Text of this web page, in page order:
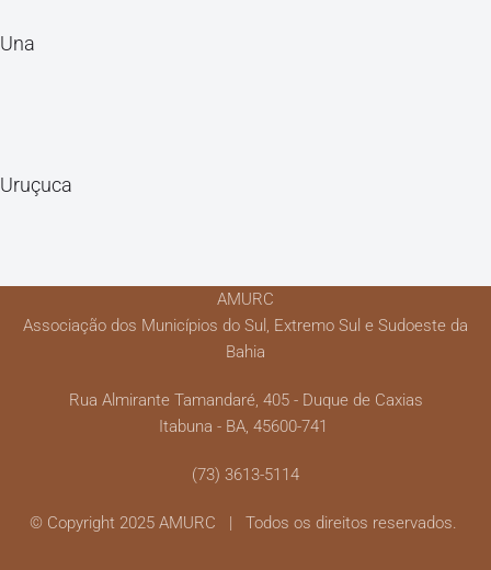
Una
Uruçuca
AMURC
Associação dos Municípios do Sul, Extremo Sul e Sudoeste da
Bahia
Rua Almirante Tamandaré, 405 - Duque de Caxias
Itabuna - BA, 45600-741
(73) 3613-5114
© Copyright 2025 AMURC | Todos os direitos reservados.